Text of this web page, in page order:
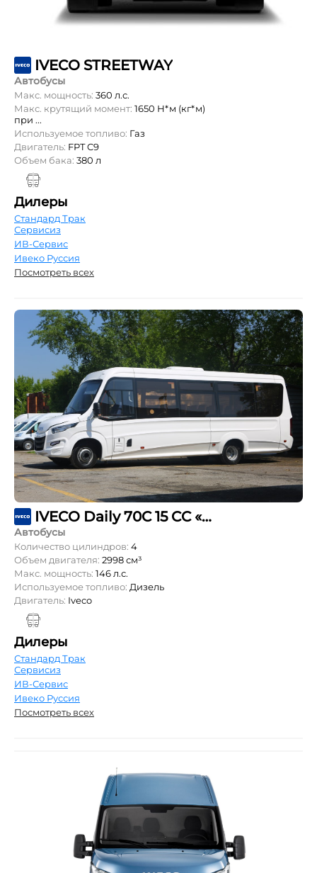
IVECO STREETWAY
Автобусы
Макс. мощность: 360 л.с.
Макс. крутящий момент: 1650 Н*м (кг*м)
при ...
Используемое топливо: Газ
Двигатель: FPT C9
Объем бака: 380 л
Дилеры
Стандард Трак
Сервисиз
ИВ-Сервис
Ивеко Руссия
Посмотреть всех
IVECO Daily 70C 15 CC «НИЖЕГОРОДЕЦ» (VSN 900)
Автобусы
Количество цилиндров: 4
Объем двигателя: 2998 см³
Макс. мощность: 146 л.с.
Используемое топливо: Дизель
Двигатель: Iveco
Дилеры
Стандард Трак
Сервисиз
ИВ-Сервис
Ивеко Руссия
Посмотреть всех